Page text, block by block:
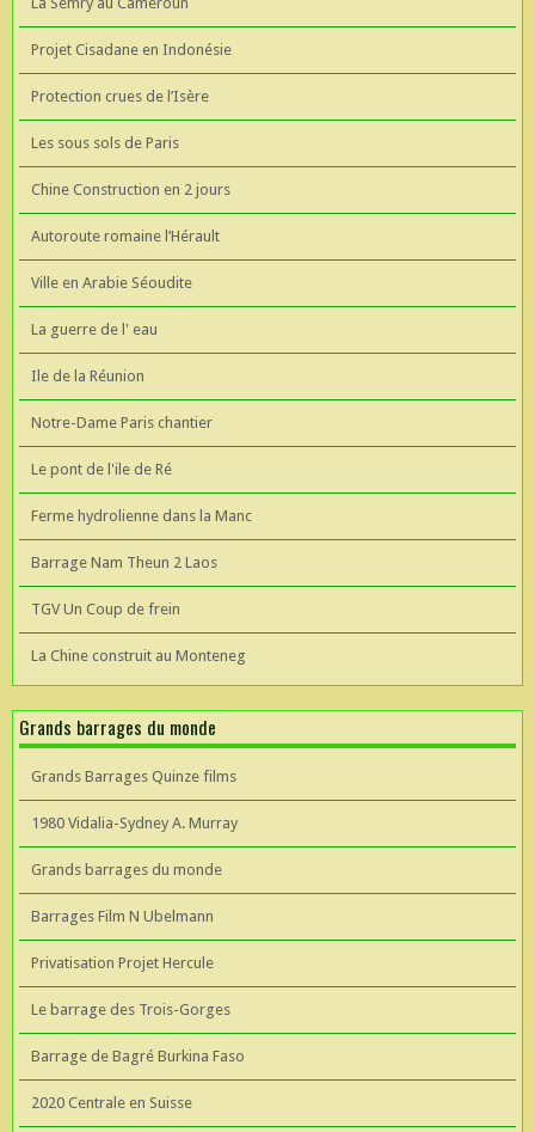
Projet Cisadane en Indonésie
Protection crues de l’Isère
Les sous sols de Paris
Chine Construction en 2 jours
Autoroute romaine l’Hérault
Ville en Arabie Séoudite
La guerre de l' eau
Ile de la Réunion
Notre-Dame Paris chantier
Le pont de l'ile de Ré
Ferme hydrolienne dans la Manc
Barrage Nam Theun 2 Laos
TGV Un Coup de frein
La Chine construit au Monteneg
Grands barrages du monde
Grands Barrages Quinze films
1980 Vidalia-Sydney A. Murray
Grands barrages du monde
Barrages Film N Ubelmann
Privatisation Projet Hercule
Le barrage des Trois-Gorges
Barrage de Bagré Burkina Faso
2020 Centrale en Suisse